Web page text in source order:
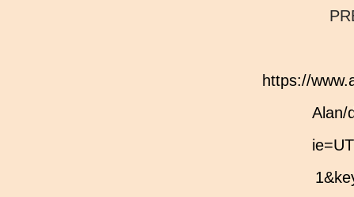
https://www.amazon.it/sovrana-lettrice-Bennett-
Alan/